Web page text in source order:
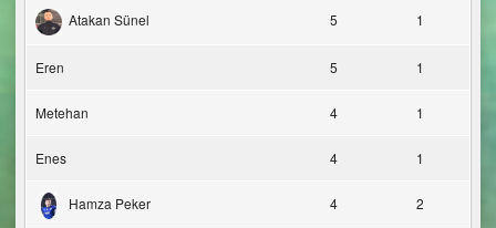
Atakan Sünel 5 1
Eren 5 1
Metehan 4 1
Enes 4 1
Hamza Peker 4 2